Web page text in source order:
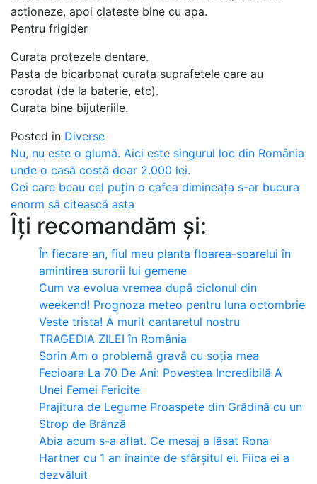
actioneze, apoi clateste bine cu apa.
Pentru frigider
Curata protezele dentare.
Pasta de bicarbonat curata suprafetele care au
corodat (de la baterie, etc).
Curata bine bijuteriile.
Posted in Diverse
Post
navigation
Nu, nu este o glumă. Aici este singurul loc din România
unde o casă costă doar 2.000 lei.
Cei care beau cel puțin o cafea dimineața s-ar bucura
enorm să citească asta
Îți recomandăm și:
În fiecare an, fiul meu planta floarea-soarelui în
amintirea surorii lui gemene
Cum va evolua vremea după ciclonul din
weekend! Prognoza meteo pentru luna octombrie
Veste trista! A murit cantaretul nostru
TRAGEDIA ZILEI în România
Sorin Am o problemă gravă cu soția mea
Fecioara La 70 De Ani: Povestea Incredibilă A
Unei Femei Fericite
Prajitura de Legume Proaspete din Grădină cu un
Strop de Brânză
Abia acum s-a aflat. Ce mesaj a lăsat Rona
Hartner cu 1 an înainte de sfârșitul ei. Fiica ei a
dezvăluit